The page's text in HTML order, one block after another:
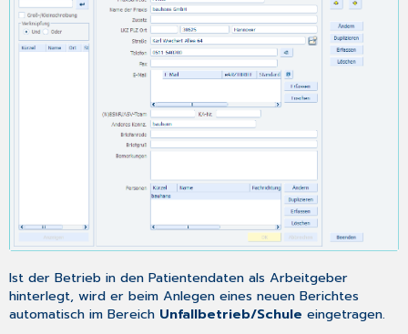
Ist der Betrieb in den Patientendaten als Arbeitgeber
hinterlegt, wird er beim Anlegen eines neuen Berichtes
automatisch im Bereich Unfallbetrieb/Schuleeingetragen.